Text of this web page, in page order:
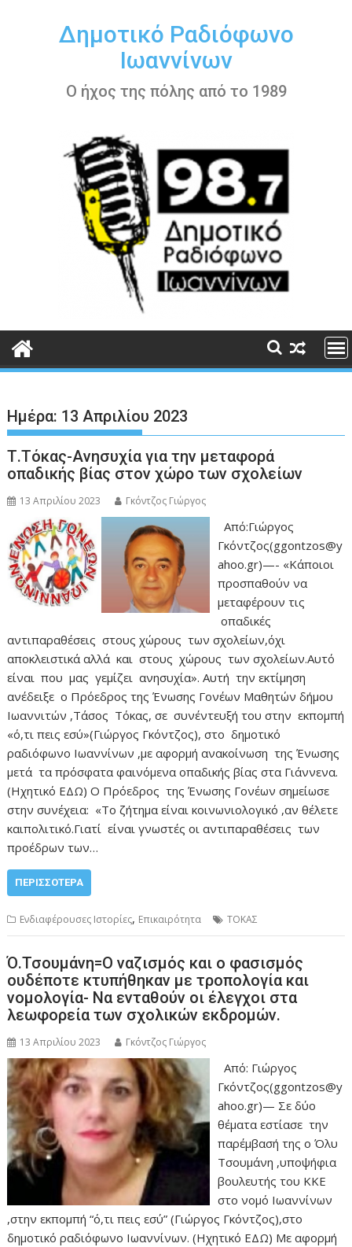
περιεχόμενοΔημοτικό Ραδιόφωνο
Ιωαννίνων
Ο ήχος της πόλης από το 1989
Ημέρα: 13 Απριλίου 2023
Τ.Τόκας-Ανησυχία για την μεταφορά
οπαδικής βίας στον χώρο των σχολείων
13 Απριλίου 2023 Γκόντζος Γιώργος
Από:Γιώργος
Γκόντζος(ggontzos@y
ahoo.gr)—- «Κάποιοι
προσπαθούν να
μεταφέρουν τις
οπαδικές
αντιπαραθέσεις στους χώρους των σχολείων,όχι
αποκλειστικά αλλά και στους χώρους των σχολείων.Αυτό
είναι που μας γεμίζει ανησυχία». Αυτή την εκτίμηση
ανέδειξε ο Πρόεδρος της Ένωσης Γονέων Μαθητών δήμου
Ιωαννιτών ,Τάσος Τόκας, σε συνέντευξή του στην εκπομπή
«ό,τι πεις εσύ»(Γιώργος Γκόντζος), στο δημοτικό
ραδιόφωνο Ιωαννίνων ,με αφορμή ανακοίνωση της Ένωσης
μετά τα πρόσφατα φαινόμενα οπαδικής βίας στα Γιάννενα.
(Ηχητικό ΕΔΩ) Ο Πρόεδρος της Ένωσης Γονέων σημείωσε
στην συνέχεια: «Το ζήτημα είναι κοινωνιολογικό ,αν θέλετε
καιπολιτικό.Γιατί είναι γνωστές οι αντιπαραθέσεις των
προέδρων των…
ΠΕΡΙΣΣΌΤΕΡΑ
Ενδιαφέρουσες Ιστορίες, Επικαιρότητα ΤΟΚΑΣ
Ό.Τσουμάνη=Ο ναζισμός και ο φασισμός
ουδέποτε κτυπήθηκαν με τροπολογία και
νομολογία- Να ενταθούν οι έλεγχοι στα
λεωφορεία των σχολικών εκδρομών.
13 Απριλίου 2023 Γκόντζος Γιώργος
Από: Γιώργος
Γκόντζος(ggontzos@y
ahoo.gr)— Σε δύο
θέματα εστίασε την
παρέμβασή της ο Όλυ
Τσουμάνη ,υποψήφια
βουλευτής του ΚΚΕ
στο νομό Ιωαννίνων
,στην εκπομπή “ό,τι πεις εσύ” (Γιώργος Γκόντζος),στο
δημοτικό ραδιόφωνο Ιωαννίνων. (Ηχητικό ΕΔΩ) Με αφορμή